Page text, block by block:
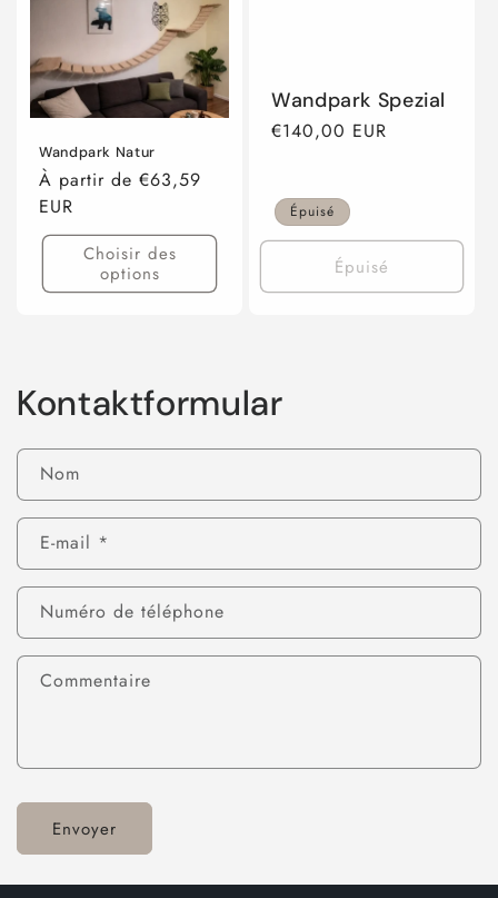
Wandpark Natur
Prix
habituel
À partir de €63,59
EUR
Choisir des
options
Wandpark Spezial
Prix
€140,00 EUR
Épuisé
Épuisé
Kontaktformular
Nom
E-mail *
Numéro de téléphone
Commentaire
Envoyer